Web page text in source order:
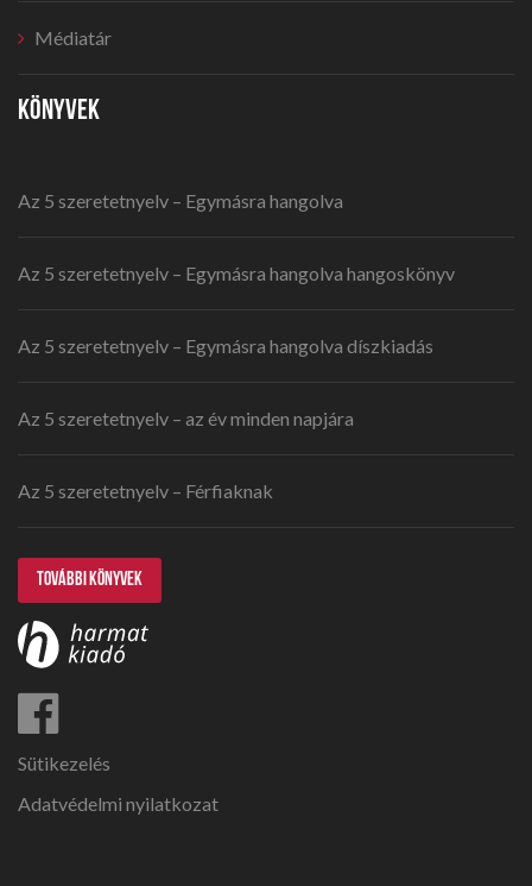
Médiatár
KÖNYVEK
Az 5 szeretetnyelv – Egymásra hangolva
Az 5 szeretetnyelv – Egymásra hangolva hangoskönyv
Az 5 szeretetnyelv – Egymásra hangolva díszkiadás
Az 5 szeretetnyelv – az év minden napjára
Az 5 szeretetnyelv – Férfiaknak
TOVÁBBI KÖNYVEK
Sütikezelés
Adatvédelmi nyilatkozat